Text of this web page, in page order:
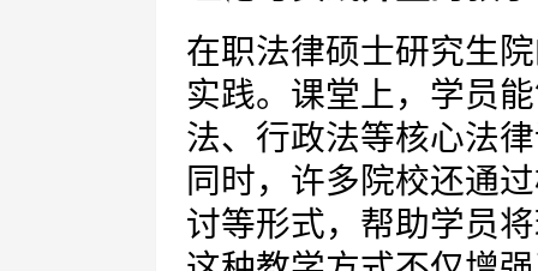
在职法律硕士研究生
实践。课堂上，学员
法、行政法等核心法
同时，许多院校还通
讨等形式，帮助学员